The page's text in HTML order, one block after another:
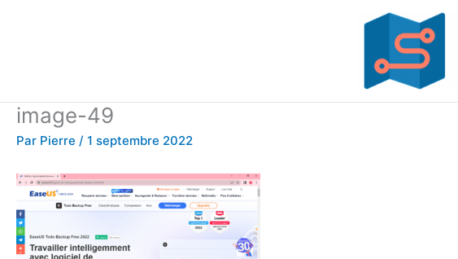
image-49
Par Pierre / 1 septembre 2022